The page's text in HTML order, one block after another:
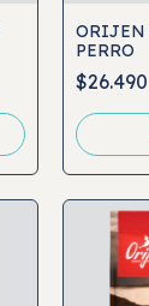
PERRO
$26.490